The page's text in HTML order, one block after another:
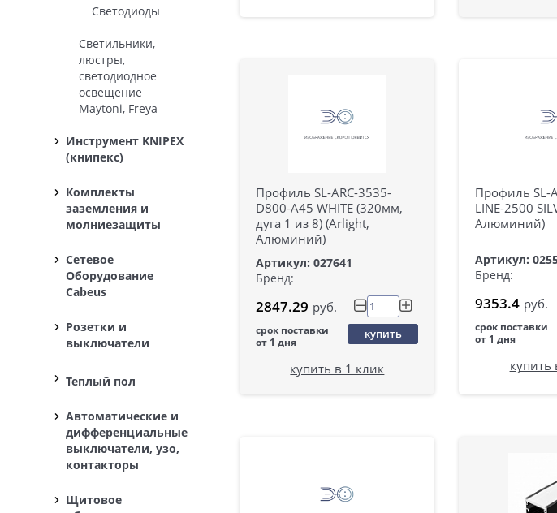
Светодиоды
Светильники,
люстры,
светодиодное
освещение
Maytoni, Freya
Инструмент KNIPEX
(книпекс)
Комплекты
заземления и
молниезащиты
Сетевое
Оборудование
Cabeus
Розетки и
выключатели
Теплый пол
Автоматические и
дифференциальные
выключатели, узо,
контакторы
Щитовое
Профиль SL-ARC-3535-
D800-A45 WHITE (320мм,
дуга 1 из 8) (Arlight,
Алюминий)
Артикул: 027641
Бренд:
2847.29 руб.
срок поставки
от 1 дня
купить
купить в 1 клик
Профиль SL-
LINE-2500
Алюминий)
Артикул:
Бренд:
9353.4 руб.
срок поставки
от 1 дня
купить